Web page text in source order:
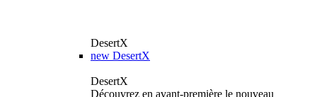
DesertX
new DesertX
DesertX
Découvrez en avant-première le nouveau